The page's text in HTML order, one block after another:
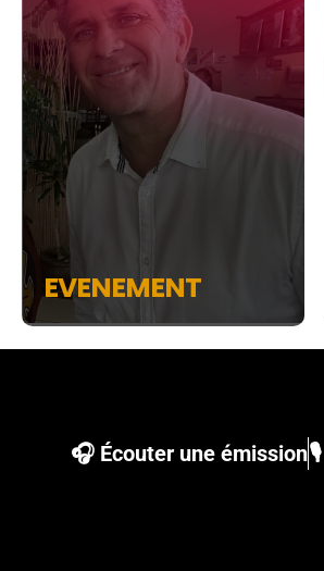
EVENEMENT
🎧 Écouter une émission